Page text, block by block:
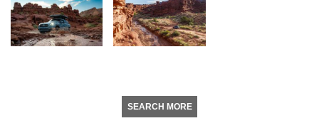
SEARCH MORE